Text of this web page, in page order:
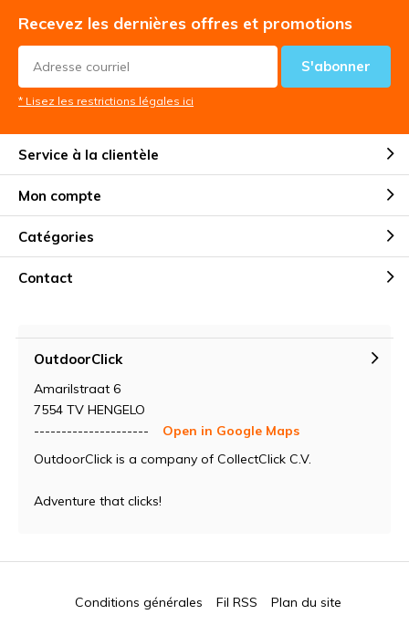
Recevez les dernières offres et promotions
S'abonner
* Lisez les restrictions légales ici
Service à la clientèle
Mon compte
Catégories
Contact
OutdoorClick
Amarilstraat 6
7554 TV HENGELO
---------------------
Open in Google Maps
OutdoorClick is a company of CollectClick C.V.
Adventure that clicks!
Conditions générales Fil RSS Plan du site